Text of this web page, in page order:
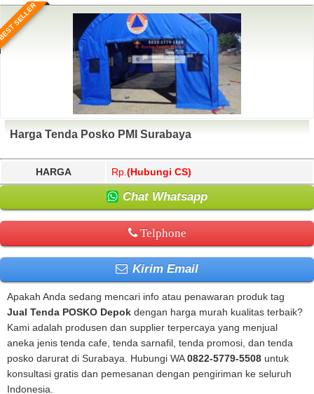
SELLER
Harga Tenda Posko PMI Surabaya
HARGA Rp. (Hubungi CS)
Chat Whatsapp
Telphone
Kirim Email
Apakah Anda sedang mencari info atau penawaran produk tag
Jual Tenda POSKO Depok dengan harga murah kualitas terbaik?
Kami adalah produsen dan supplier terpercaya yang menjual
aneka jenis tenda cafe, tenda sarnafil, tenda promosi, dan tenda
posko darurat di Surabaya. Hubungi WA0822-5779-5508 untuk
konsultasi gratis dan pemesanan dengan pengiriman ke seluruh
Indonesia.